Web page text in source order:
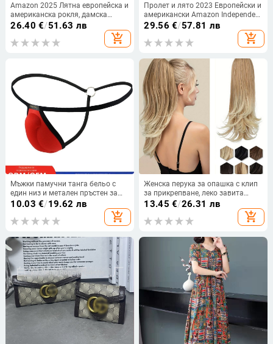
Amazon 2025 Лятна европейска и
американска рокля, дамска
рокля без ръкави, V-образно
деколте, цип на гърба, елегантна
дълга пола от едно парче
26.40 €/51.63 лв
add_shopping_cart
Пролет и лято 2023 Европейски и
американски Amazon Independent
Station ebay Памучна и ленена
широка ежедневна едноцветна
рокля с джобове Дамско облекло
29.56 €/57.81 лв
add_shopping_cart
Мъжки памучни танга бельо с
един низ и метален пръстен за
защита на чатала, ниска талия и
10.03 €/19.62 лв
add_shopping_cart
Женска перука за опашка с клип
за прикрепване, леко завита
опашка, термоустойчива тел
13.45 €/26.31 лв
add_shopping_cart